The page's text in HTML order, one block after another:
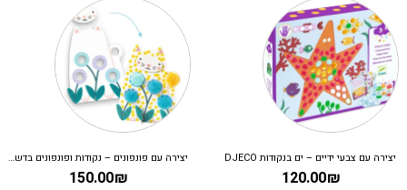
יצירה עם צבעי ידיים – ים בנקודות DJECO
120.00₪
יצירה עם פונפונים – נקודות ופונפונים בדשא DJECO
150.00₪